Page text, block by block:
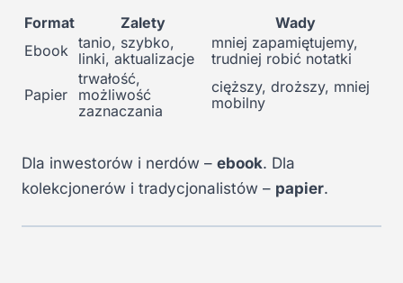
Format Zalety
Wady
Ebook tanio, szybko,
linki, aktualizacje
mniej zapamiętujemy,
trudniej robić notatki
Papier
trwałość,
możliwość
zaznaczania
cięższy, droższy, mniej
mobilny
Dla inwestorów i nerdów – ebook. Dla
kolekcjonerów i tradycjonalistów – papier.